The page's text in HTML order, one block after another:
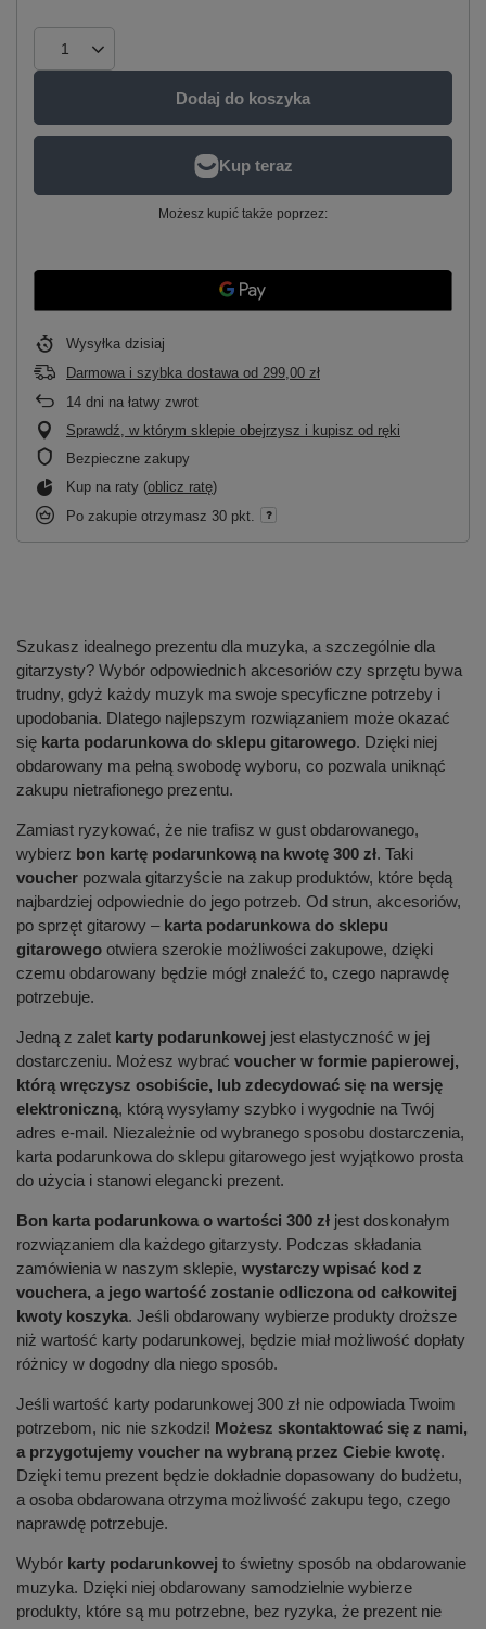
Dodaj do koszyka
Możesz kupić także poprzez:
Wysyłka dzisiaj
Darmowa i szybka dostawa od 299,00 zł
14 dni na łatwy zwrot
Sprawdź, w którym sklepie obejrzysz i kupisz od ręki
Bezpieczne zakupy
Kup na raty (oblicz ratę)
Po zakupie otrzymasz 30 pkt.
Szukasz idealnego prezentu dla muzyka, a szczególnie dla
gitarzysty? Wybór odpowiednich akcesoriów czy sprzętu bywa
trudny, gdyż każdy muzyk ma swoje specyficzne potrzeby i
upodobania. Dlatego najlepszym rozwiązaniem może okazać
się karta podarunkowa do sklepu gitarowego. Dzięki niej
obdarowany ma pełną swobodę wyboru, co pozwala uniknąć
zakupu nietrafionego prezentu.
Zamiast ryzykować, że nie trafisz w gust obdarowanego,
wybierz bon kartę podarunkową na kwotę 300 zł. Taki
voucher pozwala gitarzyście na zakup produktów, które będą
najbardziej odpowiednie do jego potrzeb. Od strun, akcesoriów,
po sprzęt gitarowy – karta podarunkowa do sklepu
gitarowego otwiera szerokie możliwości zakupowe, dzięki
czemu obdarowany będzie mógł znaleźć to, czego naprawdę
potrzebuje.
Jedną z zalet karty podarunkowej jest elastyczność w jej
dostarczeniu. Możesz wybrać voucher w formie papierowej,
którą wręczysz osobiście, lub zdecydować się na wersję
elektroniczną, którą wysyłamy szybko i wygodnie na Twój
adres e-mail. Niezależnie od wybranego sposobu dostarczenia,
karta podarunkowa do sklepu gitarowego jest wyjątkowo prosta
do użycia i stanowi elegancki prezent.
Bon karta podarunkowa o wartości 300 zł jest doskonałym
rozwiązaniem dla każdego gitarzysty. Podczas składania
zamówienia w naszym sklepie, wystarczy wpisać kod z
vouchera, a jego wartość zostanie odliczona od całkowitej
kwoty koszyka. Jeśli obdarowany wybierze produkty droższe
niż wartość karty podarunkowej, będzie miał możliwość dopłaty
różnicy w dogodny dla niego sposób.
Jeśli wartość karty podarunkowej 300 zł nie odpowiada Twoim
potrzebom, nic nie szkodzi! Możesz skontaktować się z nami,
a przygotujemy voucher na wybraną przez Ciebie kwotę.
Dzięki temu prezent będzie dokładnie dopasowany do budżetu,
a osoba obdarowana otrzyma możliwość zakupu tego, czego
naprawdę potrzebuje.
Wybór karty podarunkowej to świetny sposób na obdarowanie
muzyka. Dzięki niej obdarowany samodzielnie wybierze
produkty, które są mu potrzebne, bez ryzyka, że prezent nie